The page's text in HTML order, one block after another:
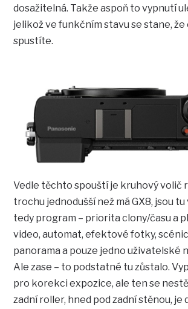
dosažitelná. Takže aspoň to vypnutí
jelikož ve funkčním stavu se stane, že
spustíte.
Vedle těchto spouští je kruhový volič
trochu jednodušší než má GX8, jsou tu
tedy program – priorita clony/času a
video, automat, efektové fotky,
panorama a pouze jedno uživatelské
Ale zase – to podstatné tu zůstalo.
pro korekci expozice, ale ten se
zadní roller, hned pod zadní stěnou, je